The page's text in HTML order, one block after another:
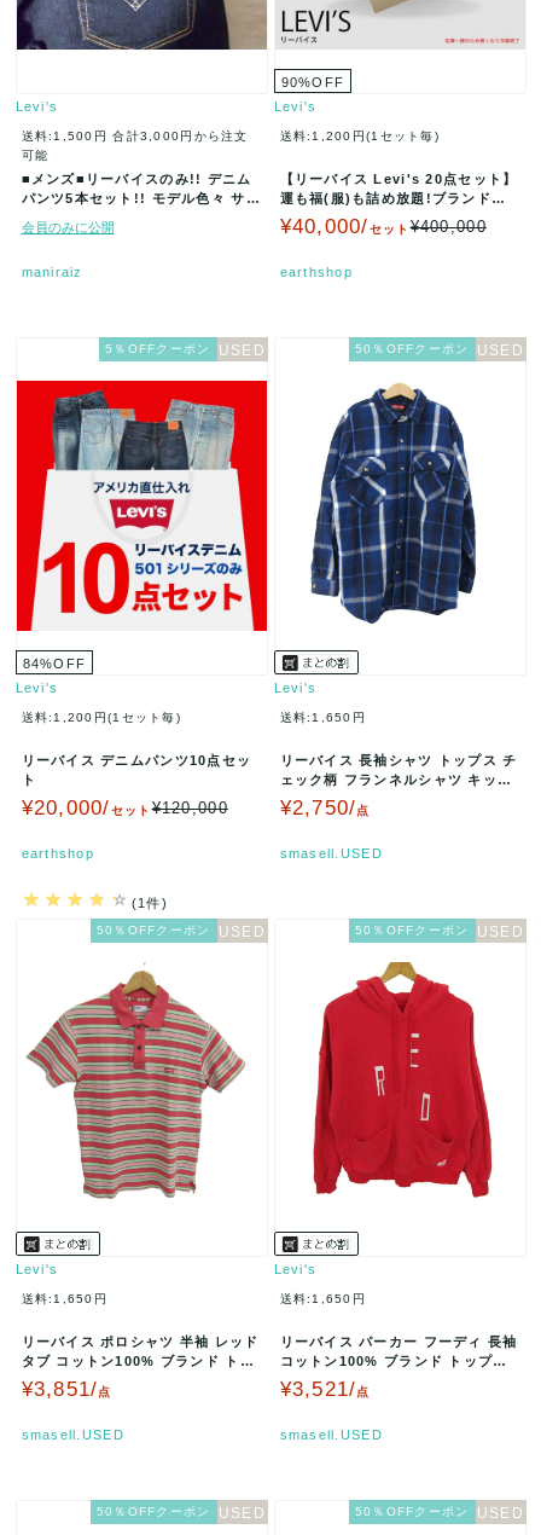
Levi's
送料:1,500円 合計3,000円から注文
可能
■メンズ■リーバイスのみ!! デニム
パンツ5本セット!! モデル色々 サイ
会員のみに公開
maniraiz
90%OFF
Levi's
送料:1,200円(1セット毎)
【リーバイス Levi's 20点セット】
運も福(服)も詰め放題!ブランド福
袋!在庫限り、迷ったら負…
¥40,000/セット¥400,000
earthshop
5％OFFクーポン
84%OFF
Levi's
送料:1,200円(1セット毎)
リーバイス デニムパンツ10点セッ
ト
¥20,000/セット¥120,000
earthshop
(1件)
50％OFFクーポン
Levi's
送料:1,650円
リーバイス 長袖シャツ トップス チ
ェック柄 フランネルシャツ キッズ
男の子用 150サイズ ネイ…
¥2,750/点
smasell.USED
50％OFFクーポン
Levi's
送料:1,650円
リーバイス ポロシャツ 半袖 レッド
タブ コットン100% ブランド トッ
プス 赤 メンズ Mサイズ…
¥3,851/点
smasell.USED
50％OFFクーポン
Levi's
送料:1,650円
リーバイス パーカー フーディ 長袖
コットン100% ブランド トップス
赤 レディース Sサイズ…
¥3,521/点
smasell.USED
50％OFFクーポン 50％OFFクーポン